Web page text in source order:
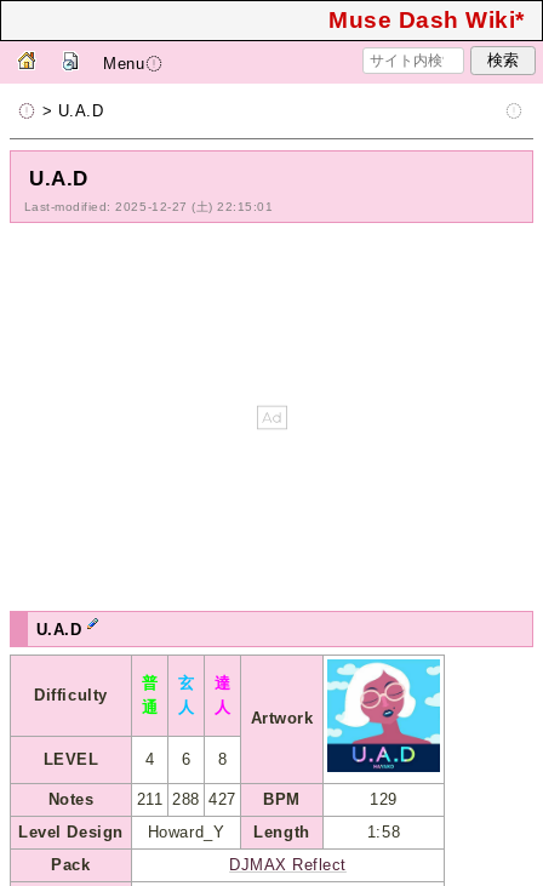
Muse Dash Wiki*
Menu
> U.A.D
U.A.D
Last-modified: 2025-12-27 (土) 22:15:01
U.A.D
Difficulty
普
通
玄
人
達
人
Artwork
LEVEL 4 6 8
Notes 211 288 427 BPM
129
Level Design
Howard_Y Length
1:58
Pack
DJMAX Reflect